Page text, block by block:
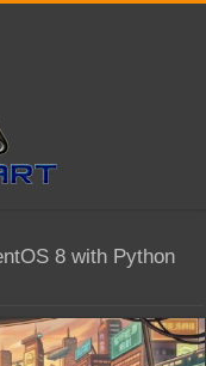
8 with Python